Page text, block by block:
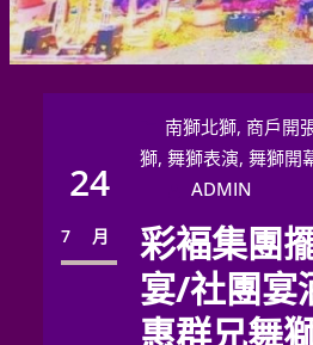
24
7 月
南獅北獅, 商戶開
獅, 舞獅表演, 舞獅開
ADMIN
彩褔集團
宴/社團宴
惠群兄舞